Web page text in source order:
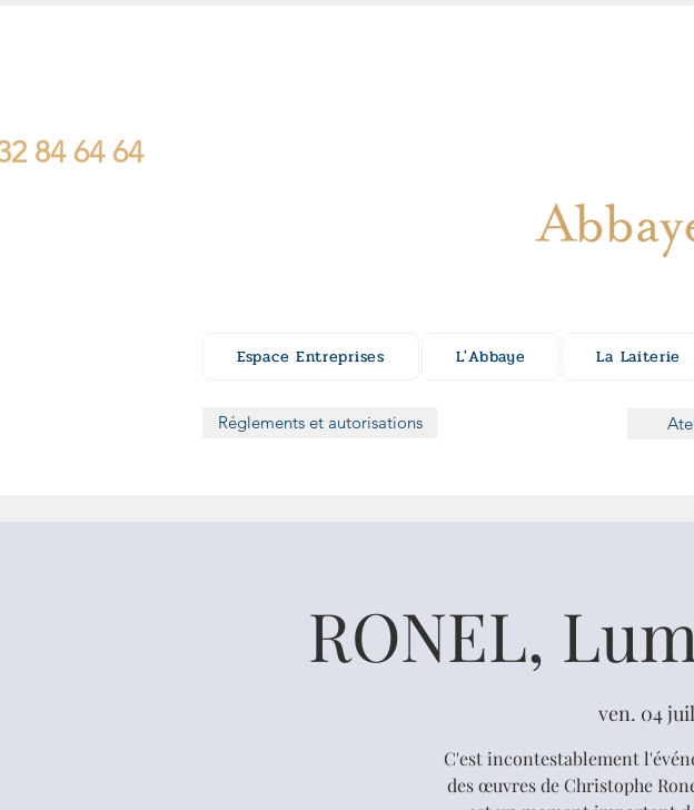
84 64 64
Espace Entreprises L'Abbaye La Laiterie
Réglements et autorisations
RONEL,
ven. 04
C'est incontestablement
des œuvres de Christophe